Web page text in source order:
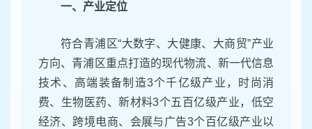
一、产业定位
符合青浦区“大数字、大健康、大商贸”产业
方向、青浦区重点打造的现代物流、新一代信息
技术、高端装备制造3个千亿级产业，时尚消
费、生物医药、新材料3个五百亿级产业，低空
经济、跨境电商、会展与广告3个百亿级产业以